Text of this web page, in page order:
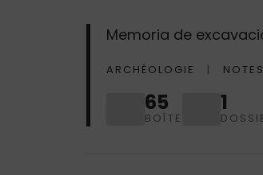
Memoria de
ARCHÉOLOGIE
65
BOÎTE
1